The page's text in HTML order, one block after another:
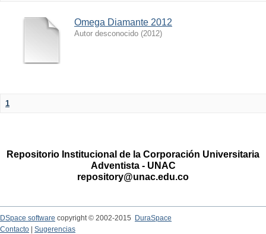
Omega Diamante 2012
Autor desconocido (2012)
1
Repositorio Institucional de la Corporación Universitaria
Adventista - UNAC
repository@unac.edu.co
DSpace software copyright © 2002-2015
DuraSpace
Contacto
Sugerencias